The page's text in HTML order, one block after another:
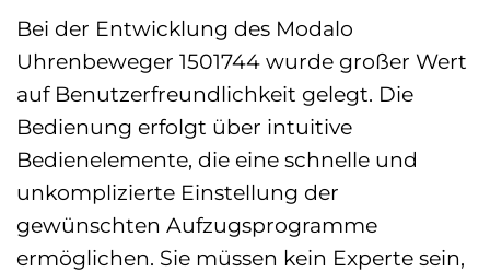
Bei der Entwicklung des Modalo
Uhrenbeweger 1501744 wurde großer Wert
auf Benutzerfreundlichkeit gelegt. Die
Bedienung erfolgt über intuitive
Bedienelemente, die eine schnelle und
unkomplizierte Einstellung der
gewünschten Aufzugsprogramme
ermöglichen. Sie müssen kein Experte sein,